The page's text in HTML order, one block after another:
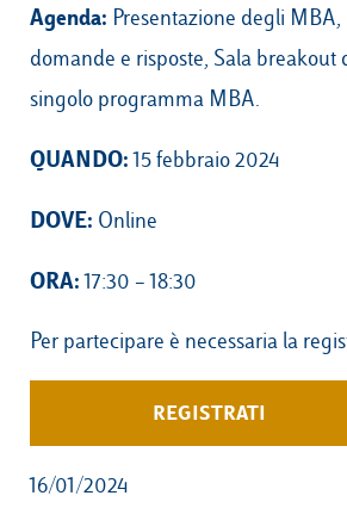
Agenda: Presentazione degli MBA,
domande e risposte, Sala breakout
singolo programma MBA.
QUANDO:15 febbraio 2024
DOVE: Online
ORA:17:30 – 18:30
Per partecipare è necessaria la
REGISTRATI
16/01/2024